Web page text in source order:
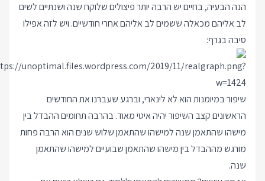
הנה הבעיה, בחיים יש הרבה יותר פיצולים שלוקח שנה ושנתיים לשים
לב אליהם מכאלה ששמים לב אליהם אחרי חודשיים. ויש לזה אפילו
סיבה בגרף:
unoptimal.files.wordpress.com/2019/11/realgraph.png?
w=1424
שיפור במיומנות הוא לא לינארי, וברגע שעברנו את החודשים
הראשונים קצב השיפור יהיה איטי מאוד. בהרבה תחומים ההבדל בין
מישהו שהתאמן שנה למישהו שהתאמן שלוש שנים הוא הרבה פחות
מורגש מההבדל בין מישהו שהתאמן שבועיים למישהו שהתאמן
שנה.